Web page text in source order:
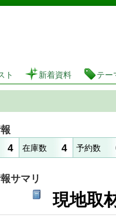
図書館 蔵書検索・予約システ
ト 新着資料 テー
4 在庫数 4 予約数
サマリ
現地取